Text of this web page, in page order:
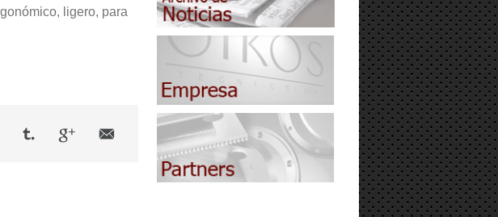
ligero, para